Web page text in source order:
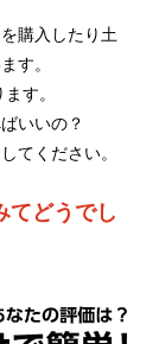
購入したり土
す。
す。
いいの？
てください。
てどうでし